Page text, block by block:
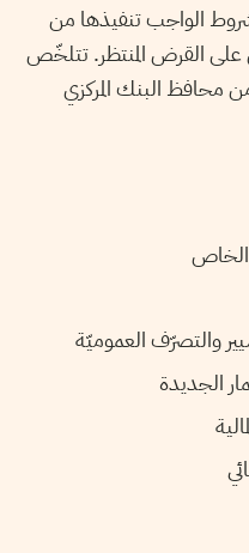
الواجب تنفيذها من
القرض المنتظر. تتلخّص
محافظ البنك المركزي
الخاص
والتصرّف العموميّة
الجديدة